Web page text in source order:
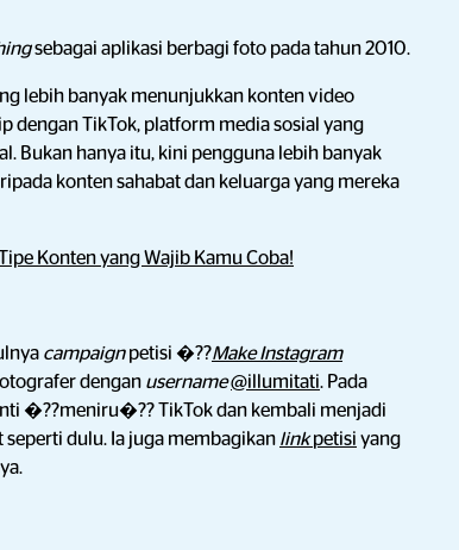
sebagai aplikasi berbagi foto pada tahun 2010.
lebih banyak menunjukkan konten video
dengan TikTok, platform media sosial yang
Bukan hanya itu, kini pengguna lebih banyak
konten sahabat dan keluarga yang mereka
Konten yang Wajib Kamu Coba!
campaignpetisi �??Make Instagram
dengan username@illumitati. Pada
�??meniru�?? TikTok dan kembali menjadi
dulu. Ia juga membagikan linkpetisi yang